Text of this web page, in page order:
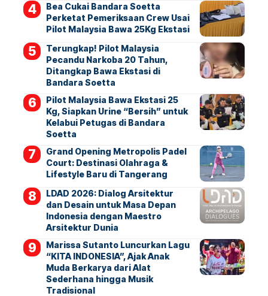
Bea Cukai Bandara Soetta
Perketat Pemeriksaan Crew Usai
Pilot Malaysia Bawa 25Kg Ekstasi
Terungkap! Pilot Malaysia
Pecandu Narkoba 20 Tahun,
Ditangkap Bawa Ekstasi di
Bandara Soetta
Pilot Malaysia Bawa Ekstasi 25
Kg, Siapkan Urine “Bersih” untuk
Kelabui Petugas di Bandara
Soetta
Grand Opening Metropolis Padel
Court: Destinasi Olahraga &
Lifestyle Baru di Tangerang
LDAD 2026: Dialog Arsitektur
dan Desain untuk Masa Depan
Indonesia dengan Maestro
Arsitektur Dunia
Marissa Sutanto Luncurkan Lagu
“KITA INDONESIA”, Ajak Anak
Muda Berkarya dari Alat
Sederhana hingga Musik
Tradisional